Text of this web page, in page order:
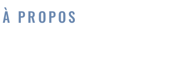
À PROPOS